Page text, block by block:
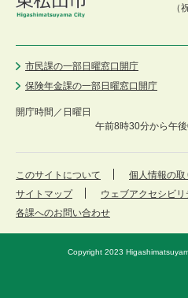
（
市民課の一部日曜窓口開庁
保険年金課の一部日曜窓口開庁
開庁時間／ 日曜日
午前8時30分から午
このサイトについて
個人情報の
サイトマップ
ウェブアクセシビ
各課へのお問い合わせ
Copyright 2023